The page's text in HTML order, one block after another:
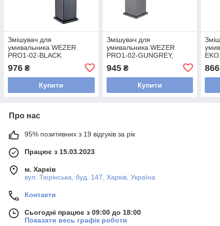
Змішувач для
умивальника WEZER
PRO1-02-BLACK
976 ₴
Купити
Змішувач для
умивальника WEZER
PRO1-02-GUNGREY,
945₴
Купити
866
Про нас
95% позитивних з 19 відгуків за рік
Працює з 15.03.2023
м. Харків
вул. Тюрінська, буд. 147, Харків, Україна
Контакти
Сьогодні працює з 09:00 до 18:00
Показати весь графік роботи